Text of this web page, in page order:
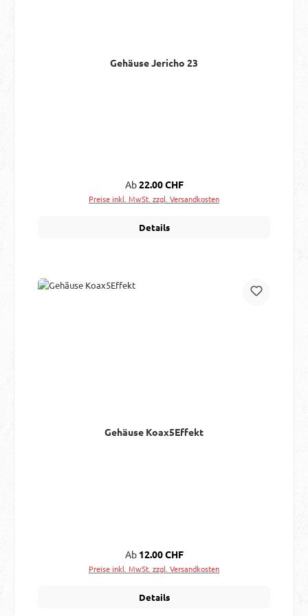
Gehäuse Jericho 23
Regulärer Preis:
Ab22.00 CHF
Preise inkl. MwSt. zzgl. Versandkosten
Details
Gehäuse Koax5Effekt
Regulärer Preis:
Ab 12.00 CHF
Preise inkl. MwSt. zzgl. Versandkosten
Details